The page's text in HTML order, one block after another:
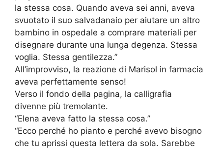
la stessa cosa. Quando aveva sei anni, aveva
svuotato il suo salvadanaio per aiutare un altro
bambino in ospedale a comprare materiali per
disegnare durante una lunga degenza. Stessa
voglia. Stessa gentilezza.”
All’improvviso, la reazione di Marisol in farmacia
aveva perfettamente senso!
Verso il fondo della pagina, la calligrafia
divenne più tremolante.
“Elena aveva fatto la stessa cosa.”
“Ecco perché ho pianto e perché avevo bisogno
che tu aprissi questa lettera da sola. Sarebbe